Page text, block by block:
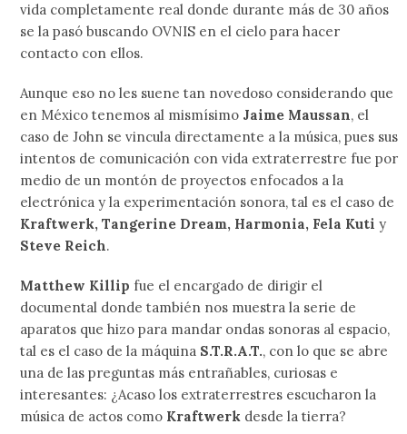
vida completamente real donde durante más de 30 años
se la pasó buscando OVNIS en el cielo para hacer
contacto con ellos.
Aunque eso no les suene tan novedoso considerando que
en México tenemos al mismísimo Jaime Maussan, el
caso de John se vincula directamente a la música, pues sus
intentos de comunicación con vida extraterrestre fue por
medio de un montón de proyectos enfocados a la
electrónica y la experimentación sonora, tal es el caso de
Kraftwerk, Tangerine Dream, Harmonia, Fela Kuti y
Steve Reich.
Matthew Killip fue el encargado de dirigir el
documental donde también nos muestra la serie de
aparatos que hizo para mandar ondas sonoras al espacio,
tal es el caso de la máquina S.T.R.A.T., con lo que se abre
una de las preguntas más entrañables, curiosas e
interesantes: ¿Acaso los extraterrestres escucharon la
música de actos como Kraftwerk desde la tierra?